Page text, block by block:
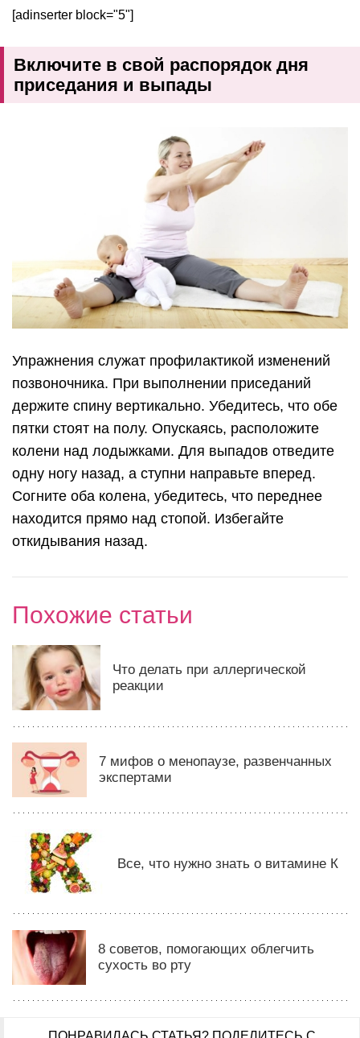
[adinserter block="5"]
Включите в свой распорядок дня
приседания и выпады
Упражнения служат профилактикой изменений
позвоночника. При выполнении приседаний
держите спину вертикально. Убедитесь, что обе
пятки стоят на полу. Опускаясь, расположите
колени над лодыжками. Для выпадов отведите
одну ногу назад, а ступни направьте вперед.
Согните оба колена, убедитесь, что переднее
находится прямо над стопой. Избегайте
откидывания назад.
Похожие статьи
Что делать при аллергической
реакции
7 мифов о менопаузе, развенчанных
экспертами
Все, что нужно знать о витамине К
8 советов, помогающих облегчить
сухость во рту